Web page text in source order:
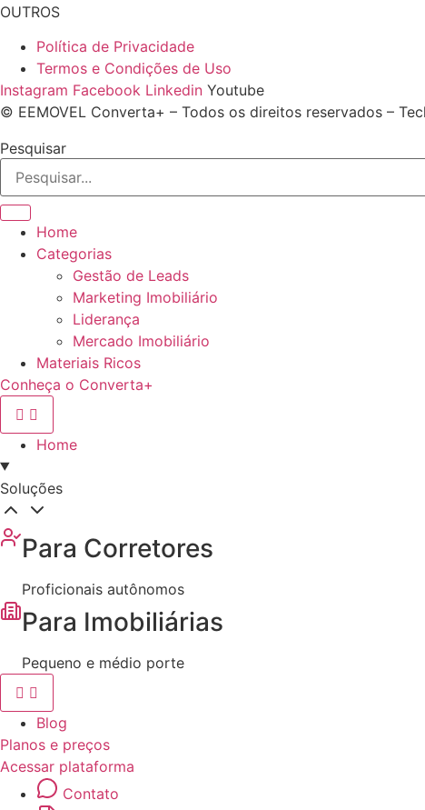
OUTROS
Política de Privacidade
Termos e Condições de Uso
Instagram Facebook Linkedin Youtube
© EEMOVEL Converta+ – Todos os direitos reservados –
Pesquisar
Home
Categorias
Gestão de Leads
Marketing Imobiliário
Liderança
Mercado Imobiliário
Materiais Ricos
Conheça o Converta+
Home
Soluções
Para Corretores
Proficionais autônomos
Para Imobiliárias
Pequeno e médio porte
Blog
Planos e preços
Acessar plataforma
Contato